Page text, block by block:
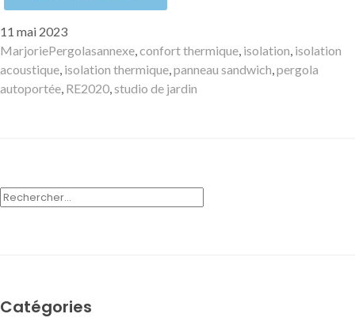
Publié
le
11 mai 2023
Auteur
MarjorieCatégories
PergolasMots-
clés
annexe,confort thermique, isolation, isolation
acoustique, isolation thermique,panneau sandwich,pergola
autoportée, RE2020,studio de jardin
RECHERCHER :
Catégories